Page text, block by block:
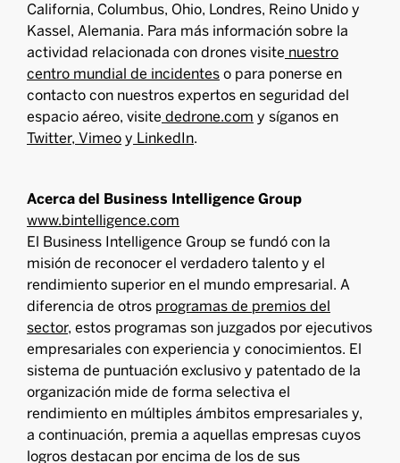
California, Columbus, Ohio, Londres, Reino Unido y
Kassel, Alemania. Para más información sobre la
actividad relacionada con drones visite nuestro
centro mundial de incidentes o para ponerse en
contacto con nuestros expertos en seguridad del
espacio aéreo, visite dedrone.com y síganos en
Twitter, Vimeo y LinkedIn.
Acerca del Business Intelligence Group
www.bintelligence.com
El Business Intelligence Group se fundó con la
misión de reconocer el verdadero talento y el
rendimiento superior en el mundo empresarial. A
diferencia de otros programas de premios del
sector, estos programas son juzgados por ejecutivos
empresariales con experiencia y conocimientos. El
sistema de puntuación exclusivo y patentado de la
organización mide de forma selectiva el
rendimiento en múltiples ámbitos empresariales y,
a continuación, premia a aquellas empresas cuyos
logros destacan por encima de los de sus